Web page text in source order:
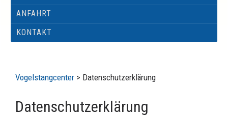
ANFAHRT
KONTAKT
Vogelstangcenter > Datenschutzerklärung
Datenschutzerklärung